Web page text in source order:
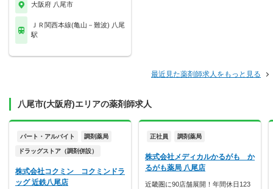
大阪府 八尾市
ＪＲ関西本線(亀山－難波) 八尾
駅
最近見た薬剤師求人をもっと見る
八尾市(大阪府)エリアの薬剤師求人
パート・アルバイト 調剤薬局
ドラッグストア（調剤併設）
株式会社コクミン コクミンドラ
ッグ 近鉄八尾店
正社員 調剤薬局
株式会社メディカルかるがも か
るがも薬局 八尾店
近畿圏に90店舗展開！年間休日123